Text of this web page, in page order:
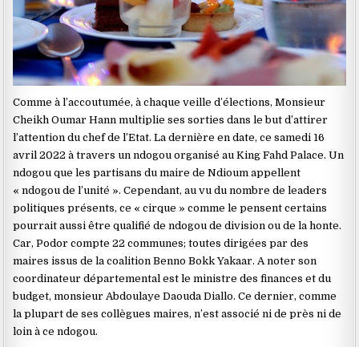
Comme à l’accoutumée, à chaque veille d’élections, Monsieur
Cheikh Oumar Hann multiplie ses sorties dans le but d’attirer
l’attention du chef de l’Etat. La dernière en date, ce samedi 16
avril 2022 à travers un ndogou organisé au King Fahd Palace. Un
ndogou que les partisans du maire de Ndioum appellent
« ndogou de l’unité ». Cependant, au vu du nombre de leaders
politiques présents, ce « cirque » comme le pensent certains
pourrait aussi être qualifié de ndogou de division ou de la honte.
Car, Podor compte 22 communes; toutes dirigées par des
maires issus de la coalition Benno Bokk Yakaar. A noter son
coordinateur départemental est le ministre des finances et du
budget, monsieur Abdoulaye Daouda Diallo. Ce dernier, comme
la plupart de ses collègues maires, n’est associé ni de près ni de
loin à ce ndogou.